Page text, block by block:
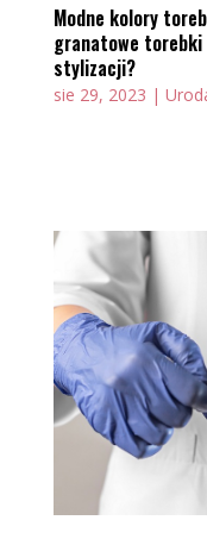
Modne kolory
granatowe torebki
stylizacji?
sie 29, 2023 |